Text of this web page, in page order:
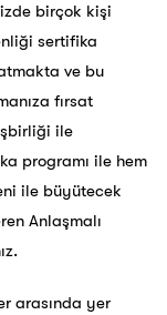
birçok kişi
sertifika
ve bu
fırsat
ile
programı ile hem
ile büyütecek
Anlaşmalı
arasında yer